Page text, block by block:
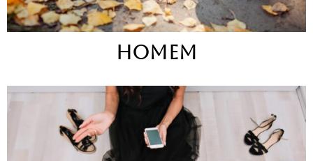
HOMEM